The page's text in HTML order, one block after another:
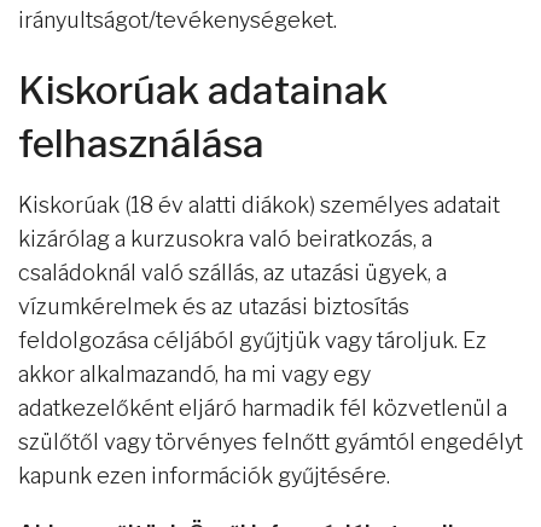
irányultságot/tevékenységeket.
Kiskorúak adatainak
felhasználása
Kiskorúak (18 év alatti diákok) személyes adatait
kizárólag a kurzusokra való beiratkozás, a
családoknál való szállás, az utazási ügyek, a
vízumkérelmek és az utazási biztosítás
feldolgozása céljából gyűjtjük vagy tároljuk. Ez
akkor alkalmazandó, ha mi vagy egy
adatkezelőként eljáró harmadik fél közvetlenül a
szülőtől vagy törvényes felnőtt gyámtól engedélyt
kapunk ezen információk gyűjtésére.